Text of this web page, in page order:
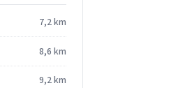
7,2 km
8,6 km
9,2 km